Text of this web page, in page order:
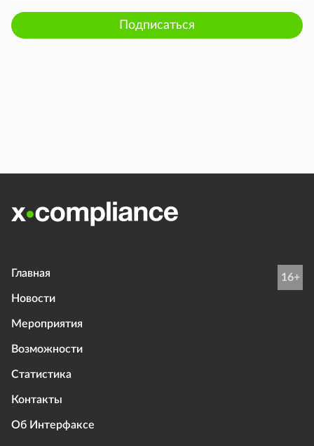
Подписаться
Главная
Новости
Мероприятия
Возможности
Статистика
Контакты
Об Интерфаксе
16+